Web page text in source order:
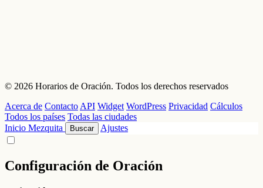
© 2026 Horarios de Oración. Todos los derechos reservados
Acerca de Contacto API Widget WordPress Privacidad Cálculos
Todos los países Todas las ciudades
Inicio Mezquita Buscar Ajustes
Configuración de Oración